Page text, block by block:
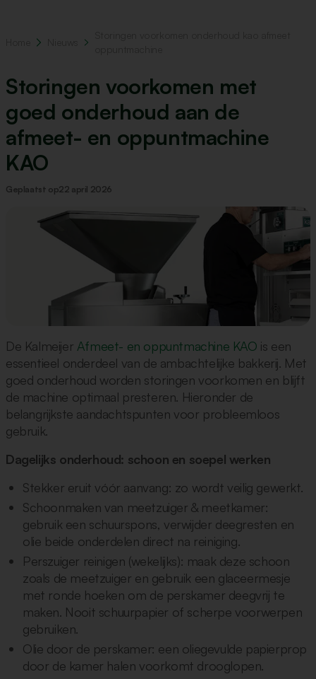
Storingen voorkomen met
goed onderhoud aan de
afmeet- en oppuntmachine
KAO
Geplaatst op22 april 2026
De Kalmeijer Afmeet- en oppuntmachine KAO is een
essentieel onderdeel van de ambachtelijke bakkerij. Met
goed onderhoud worden storingen voorkomen en blijft
de machine optimaal presteren. Hieronder de
belangrijkste aandachtspunten voor probleemloos
gebruik.
Dagelijks onderhoud: schoon en soepel werken
Stekker eruit vóór aanvang: zo wordt veilig gewerkt.
Schoonmaken van meetzuiger & meetkamer:
gebruik een schuurspons, verwijder deegresten en
olie beide onderdelen direct na reiniging.
Perszuiger reinigen (wekelijks): maak deze schoon
zoals de meetzuiger en gebruik een glaceermesje
met ronde hoeken om de perskamer deegvrij te
maken. Nooit schuurpapier of scherpe voorwerpen
gebruiken.
Olie door de perskamer: een oliegevulde papierprop
door de kamer halen voorkomt drooglopen.